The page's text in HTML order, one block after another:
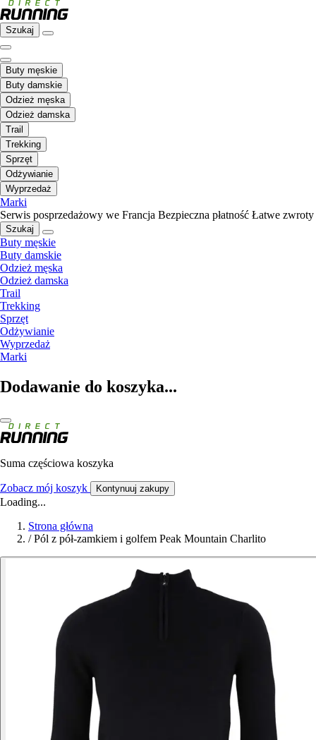
Szukaj
Buty męskie
Buty damskie
Odzież męska
Odzież damska
Trail
Trekking
Sprzęt
Odżywianie
Wyprzedaż
Marki
Serwis posprzedażowy we Francja Bezpieczna płatność Łatwe zwroty
Szukaj
Buty męskie
Buty damskie
Odzież męska
Odzież damska
Trail
Trekking
Sprzęt
Odżywianie
Wyprzedaż
Marki
Dodawanie do koszyka...
Suma częściowa koszyka
Zobacz mój koszyk Kontynuuj zakupy
Loading...
Strona główna
/ Pól z pół-zamkiem i golfem Peak Mountain Charlito